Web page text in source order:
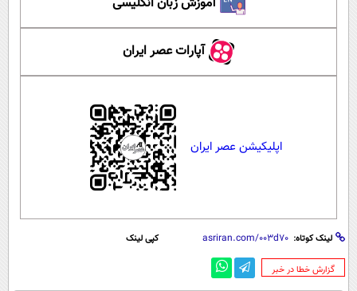
آپارات عصر ایران
اپلیکیشن عصر ایران
لینک کوتاه: کپی لینک
‌گزارش خطا در خبر